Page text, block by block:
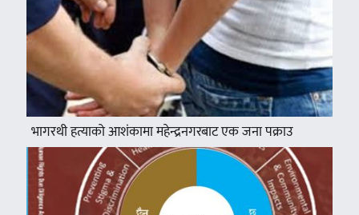
भागरथी हत्याको आशंकामा महेन्द्रनगरबाट एक जना पक्राउ